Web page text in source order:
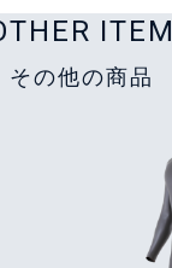
ITEM
その他の商品